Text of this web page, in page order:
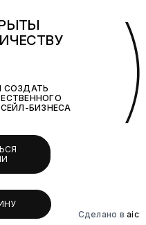
СОЗДАТЬ
БИЗНЕСА
Сделано вaic